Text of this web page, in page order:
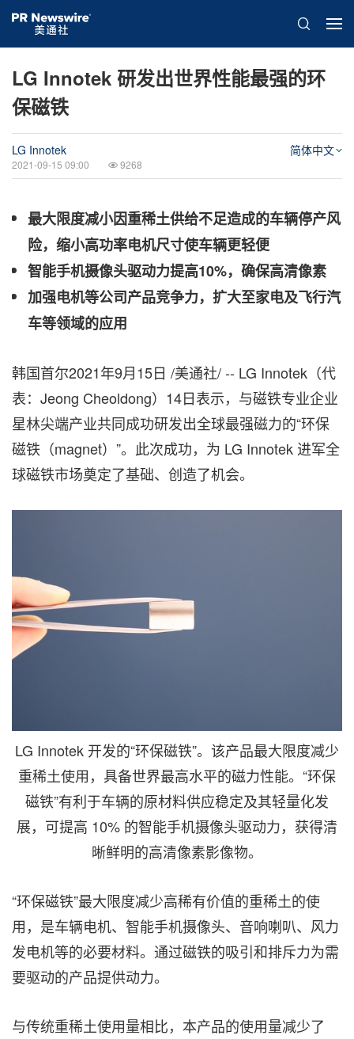
LG Innotek 研发出世界性能最强的环
保磁铁
LG Innotek
2021-09-15 09:00 9268
简体中文
最大限度减小因重稀土供给不足造成的车辆停产风
险，缩小高功率电机尺寸使车辆更轻便
智能手机摄像头驱动力提高10%，确保高清像素
加强电机等公司产品竞争力，扩大至家电及飞行汽
车等领域的应用
韩国首尔2021年9月15日 /美通社/ -- LG Innotek（代
表：Jeong Cheoldong）14日表示，与磁铁专业企业
星林尖端产业共同成功研发出全球最强磁力的“环保
磁铁（magnet）”。此次成功，为 LG Innotek 进军全
球磁铁市场奠定了基础、创造了机会。
LG Innotek 开发的“环保磁铁”。该产品最大限度减少
重稀土使用，具备世界最高水平的磁力性能。“环保
磁铁”有利于车辆的原材料供应稳定及其轻量化发
展，可提高 10% 的智能手机摄像头驱动力，获得清
晰鲜明的高清像素影像物。
“环保磁铁”最大限度减少高稀有价值的重稀土的使
用，是车辆电机、智能手机摄像头、音响喇叭、风力
发电机等的必要材料。通过磁铁的吸引和排斥力为需
要驱动的产品提供动力。
与传统重稀土使用量相比，本产品的使用量减少了